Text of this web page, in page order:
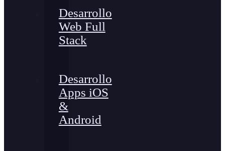
Desarrollo
Web Full
Stack
Desarrollo
Apps iOS
&
Android